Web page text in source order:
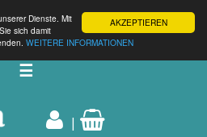
AKZEPTIEREN
Dienste. Mit
sich damit
WEITERE INFORMATIONEN
☰
|